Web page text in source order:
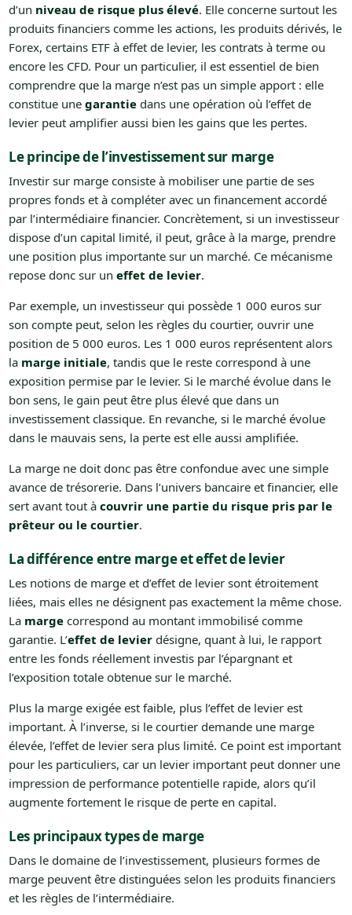
d’un niveau de risque plus élevé. Elle concerne surtout les
produits financiers comme les actions, les produits dérivés, le
Forex, certains ETF à effet de levier, les contrats à terme ou
encore les CFD. Pour un particulier, il est essentiel de bien
comprendre que la marge n’est pas un simple apport : elle
constitue une garantiedans une opération où l’effet de
levier peut amplifier aussi bien les gains que les pertes.
Le principe de l’investissement sur marge
Investir sur marge consiste à mobiliser une partie de ses
propres fonds et à compléter avec un financement accordé
par l’intermédiaire financier. Concrètement, si un investisseur
dispose d’un capital limité, il peut, grâce à la marge, prendre
une position plus importante sur un marché. Ce mécanisme
repose donc sur un effet de levier.
Par exemple, un investisseur qui possède 1 000 euros sur
son compte peut, selon les règles du courtier, ouvrir une
position de 5 000 euros. Les 1 000 euros représentent alors
la marge initiale, tandis que le reste correspond à une
exposition permise par le levier. Si le marché évolue dans le
bon sens, le gain peut être plus élevé que dans un
investissement classique. En revanche, si le marché évolue
dans le mauvais sens, la perte est elle aussi amplifiée.
La marge ne doit donc pas être confondue avec une simple
avance de trésorerie. Dans l’univers bancaire et financier, elle
sert avant tout à couvrir une partie du risque pris par le
prêteur ou le courtier.
La différence entre marge et effet de levier
Les notions de marge et d’effet de levier sont étroitement
liées, mais elles ne désignent pas exactement la même chose.
La margecorrespond au montant immobilisé comme
garantie. L’effet de levierdésigne, quant à lui, le rapport
entre les fonds réellement investis par l’épargnant et
l’exposition totale obtenue sur le marché.
Plus la marge exigée est faible, plus l’effet de levier est
important. À l’inverse, si le courtier demande une marge
élevée, l’effet de levier sera plus limité. Ce point est important
pour les particuliers, car un levier important peut donner une
impression de performance potentielle rapide, alors qu’il
augmente fortement le risque de perte en capital.
Les principaux types de marge
Dans le domaine de l’investissement, plusieurs formes de
marge peuvent être distinguées selon les produits financiers
et les règles de l’intermédiaire.